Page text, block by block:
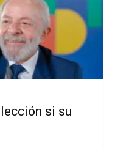
si su